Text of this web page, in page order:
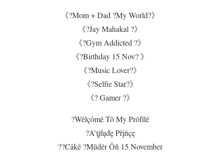
《?Mom + Dad ?My World?》
《?Jay Mahakal ?》
《?Gym Addicted ?》
《?Birthday 15 Nov? 》
《?Music Lover?》
《?Selfie Star?》
《? Gamer ?》
?Wêlçômê Tô My Prôfîlê
?A’ţįťųđę Přįňçę
??Câkê ?Mûdêr Ôñ 15 November